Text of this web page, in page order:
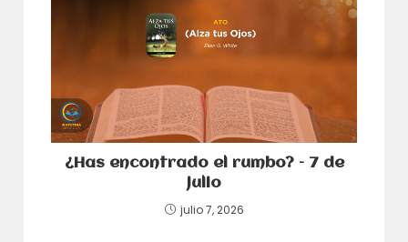
¿Has encontrado el rumbo? – 7 de
julio
julio 7, 2026